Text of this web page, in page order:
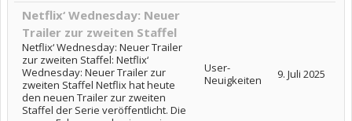
Netflix‘ Wednesday: Neuer
Trailer zur zweiten Staffel
Netflix‘ Wednesday: Neuer Trailer
zur zweiten Staffel: Netflix‘
Wednesday: Neuer Trailer zur
zweiten Staffel Netflix hat heute
den neuen Trailer zur zweiten
Staffel der Serie veröffentlicht. Die
User-
Neuigkeiten
9. Juli 2025